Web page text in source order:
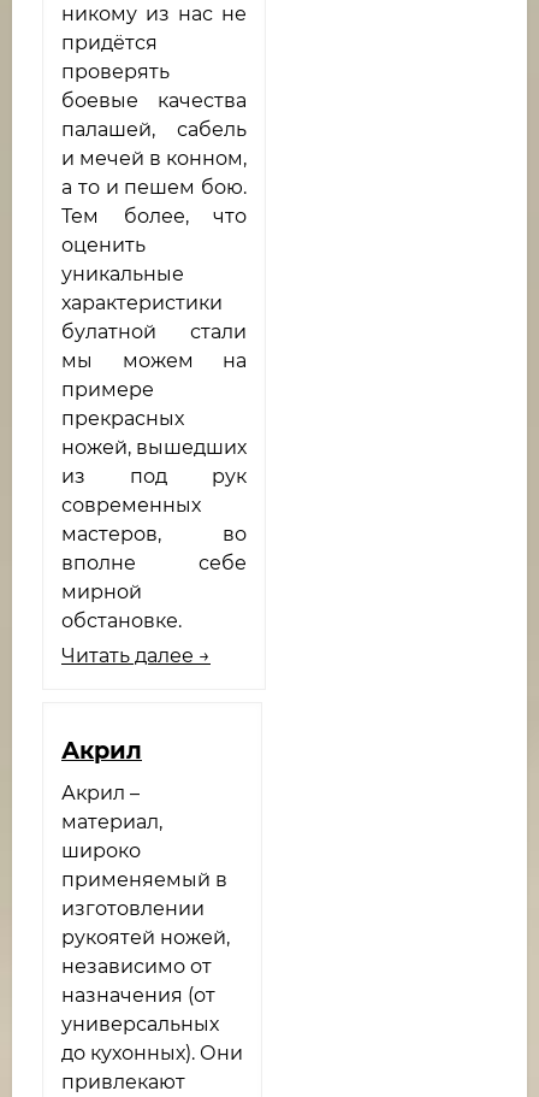
никому из нас не
придётся
проверять
боевые качества
палашей, сабель
и мечей в конном,
а то и пешем бою.
Тем более, что
оценить
уникальные
характеристики
булатной стали
мы можем на
примере
прекрасных
ножей, вышедших
из под рук
современных
мастеров, во
вполне себе
мирной
обстановке.
Читать далее →
Акрил
Акрил –
материал,
широко
применяемый в
изготовлении
рукоятей ножей,
независимо от
назначения (от
универсальных
до кухонных). Они
привлекают